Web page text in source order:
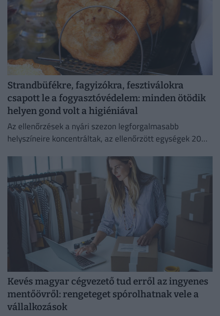
Strandbüfékre, fagyizókra, fesztiválokra
csapott le a fogyasztóvédelem: minden ötödik
helyen gond volt a higiéniával
Az ellenőrzések a nyári szezon legforgalmasabb
helyszíneire koncentráltak, az ellenőrzött egységek 20
Kevés magyar cégvezető tud erről az ingyenes
mentőövről: rengeteget spórolhatnak vele a
vállalkozások